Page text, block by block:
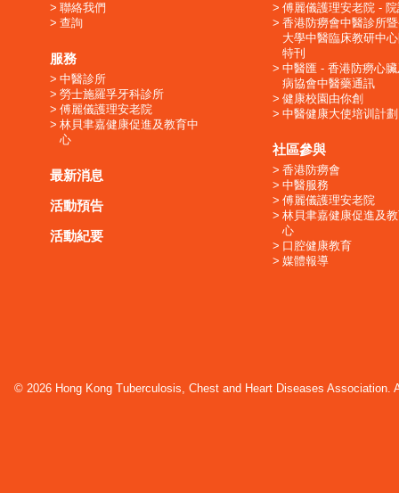
聯絡我們
查詢
服務
中醫診所
勞士施羅孚牙科診所
傅麗儀護理安老院
林貝聿嘉健康促進及教育中
心
最新消息
活動預告
活動紀要
傅麗儀護理安老院 -
香港防癆會中醫診所
大學中醫臨床教研中
特刊
中醫匯 - 香港防癆心
病協會中醫藥通訊
健康校園由你創
中醫健康大使培训計劃
社區參與
香港防癆會
中醫服務
傅麗儀護理安老院
林貝聿嘉健康促進及
心
口腔健康教育
媒體報導
© 2026 Hong Kong Tuberculosis, Chest and Heart Diseases Association.